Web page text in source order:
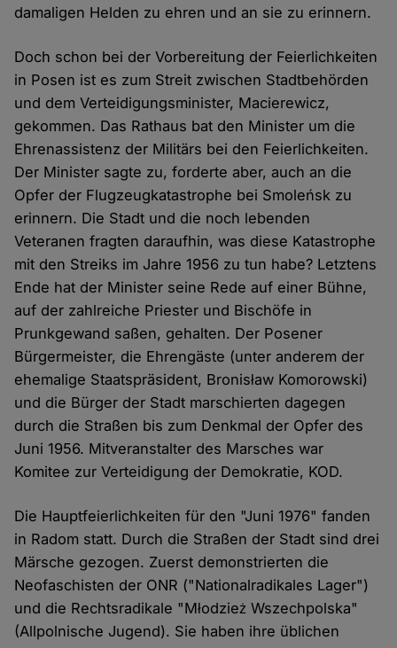
damaligen Helden zu ehren und an sie zu erinnern.
Doch schon bei der Vorbereitung der Feierlichkeiten
in Posen ist es zum Streit zwischen Stadtbehörden
und dem Verteidigungsminister, Macierewicz,
gekommen. Das Rathaus bat den Minister um die
Ehrenassistenz der Militärs bei den Feierlichkeiten.
Der Minister sagte zu, forderte aber, auch an die
Opfer der Flugzeugkatastrophe bei Smoleńsk zu
erinnern. Die Stadt und die noch lebenden
Veteranen fragten daraufhin, was diese Katastrophe
mit den Streiks im Jahre 1956 zu tun habe? Letztens
Ende hat der Minister seine Rede auf einer Bühne,
auf der zahlreiche Priester und Bischöfe in
Prunkgewand saßen, gehalten. Der Posener
Bürgermeister, die Ehrengäste (unter anderem der
ehemalige Staatspräsident, Bronisław Komorowski)
und die Bürger der Stadt marschierten dagegen
durch die Straßen bis zum Denkmal der Opfer des
Juni 1956. Mitveranstalter des Marsches war
Komitee zur Verteidigung der Demokratie, KOD.
Die Hauptfeierlichkeiten für den "Juni 1976" fanden
in Radom statt. Durch die Straßen der Stadt sind drei
Märsche gezogen. Zuerst demonstrierten die
Neofaschisten der ONR ("Nationalradikales Lager")
und die Rechtsradikale "Młodzież Wszechpolska"
(Allpolnische Jugend). Sie haben ihre üblichen